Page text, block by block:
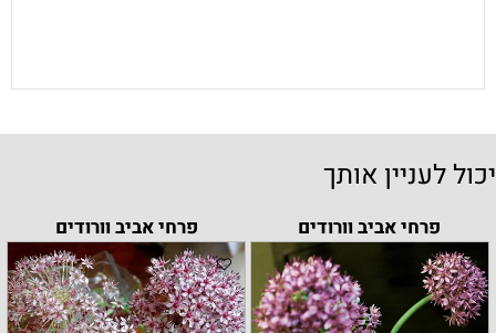
יכול לעניין אותך
פרחי אביב וורודים פרחי אביב וורודים